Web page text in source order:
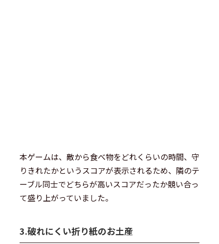
本ゲームは、敵から食べ物をどれくらいの時間、守
りきれたかというスコアが表示されるため、隣のテ
ーブル同士でどちらが高いスコアだったか競い合っ
て盛り上がっていました。
3.破れにくい折り紙のお土産